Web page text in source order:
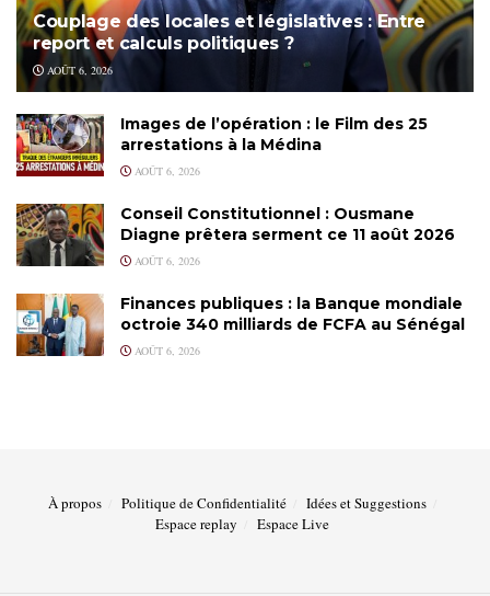
Couplage des locales et législatives : Entre
report et calculs politiques ?
AOÛT 6, 2026
Images de l’opération : le Film des 25
arrestations à la Médina
AOÛT 6, 2026
Conseil Constitutionnel : Ousmane
Diagne prêtera serment ce 11 août 2026
AOÛT 6, 2026
Finances publiques : la Banque mondiale
octroie 340 milliards de FCFA au Sénégal
AOÛT 6, 2026
À propos Politique de Confidentialité
Idées et Suggestions
Espace replay
Espace Live